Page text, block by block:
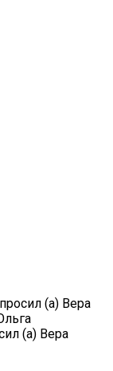
(а) Вера
(а) Вера